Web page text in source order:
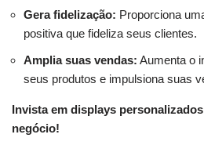
Gera fidelização: Proporciona
positiva que fideliza seus clientes.
Amplia suas vendas: Aumenta o
seus produtos e impulsiona suas
Invista em displays
negócio!